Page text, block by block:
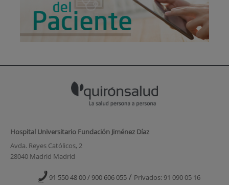
Hospital Universitario Fundación Jiménez Díaz
Avda. Reyes Católicos, 2
28040 Madrid Madrid
91 550 48 00 / 900 606 055 / Privados: 91 090 05 16